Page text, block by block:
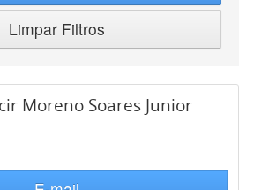
Limpar Filtros
Moreno Soares Junior